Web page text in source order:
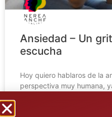
Ansiedad – Un
escucha
Hoy quiero hablaros de la
perspectiva muy humana,